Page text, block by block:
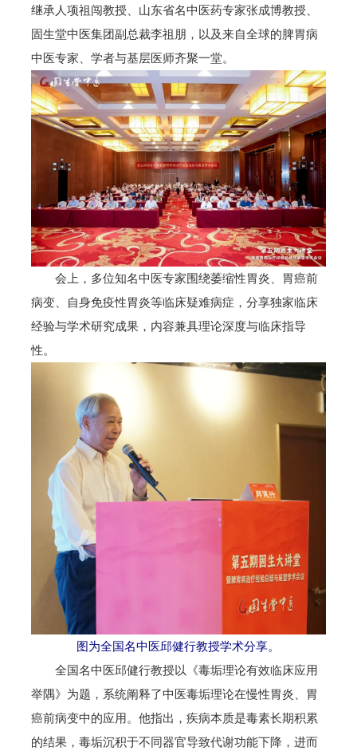
继承人项祖闯教授、山东省名中医药专家张成博教授、
固生堂中医集团副总裁李祖朋，以及来自全球的脾胃病
中医专家、学者与基层医师齐聚一堂。
会上，多位知名中医专家围绕萎缩性胃炎、胃癌前
病变、自身免疫性胃炎等临床疑难病症，分享独家临床
经验与学术研究成果，内容兼具理论深度与临床指导
性。
图为全国名中医邱健行教授学术分享。
全国名中医邱健行教授以《毒垢理论有效临床应用
举隅》为题，系统阐释了中医毒垢理论在慢性胃炎、胃
癌前病变中的应用。他指出，疾病本质是毒素长期积累
的结果，毒垢沉积于不同器官导致代谢功能下降，进而